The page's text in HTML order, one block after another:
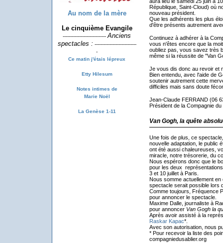
Au nom de la mère
Le cinquième Evangile
-----------------------------Anciens
spectacles : ----------------------------
-
Ce matin j'étais lépreux
Etty Hilesum
Notes intimes de
Marie Noël
La Genèse 1-11
République, Saint-Cloud) où
nouveau président.
Que les adhérents les plus
d'être présents autrement
Continuez à adhérer à la
vous n'êtes encore que la
oubliez pas, vous savez très
même si la réussite de ''Van
Je vous dis donc au revoir et
Bien entendu, avec l'aide de
soutenir autrement cette
difficiles mais sans doute
Jean-Claude FERRAND (06
Président de la Compagnie du
Van Gogh, la quête
Une fois de plus, ce
nouvelle adaptation, le public
ont été aussi chaleureuses,
miracle, notre trésorerie, du
Nous espérons donc que le
pour les deux
3 et 10 juillet à Paris.
Nous somme actuellement
spectacle serait possible lors
Comme toujours, Fréquence
pour annoncer le spectacle.
Maxime Dalle, journaliste à
pour annoncer Van Gogh la
Après avoir assisté à la
Raskar Kapac*.
Avec son autorisation, nous
* Pour recevoir la liste des
compagniedusablier.org